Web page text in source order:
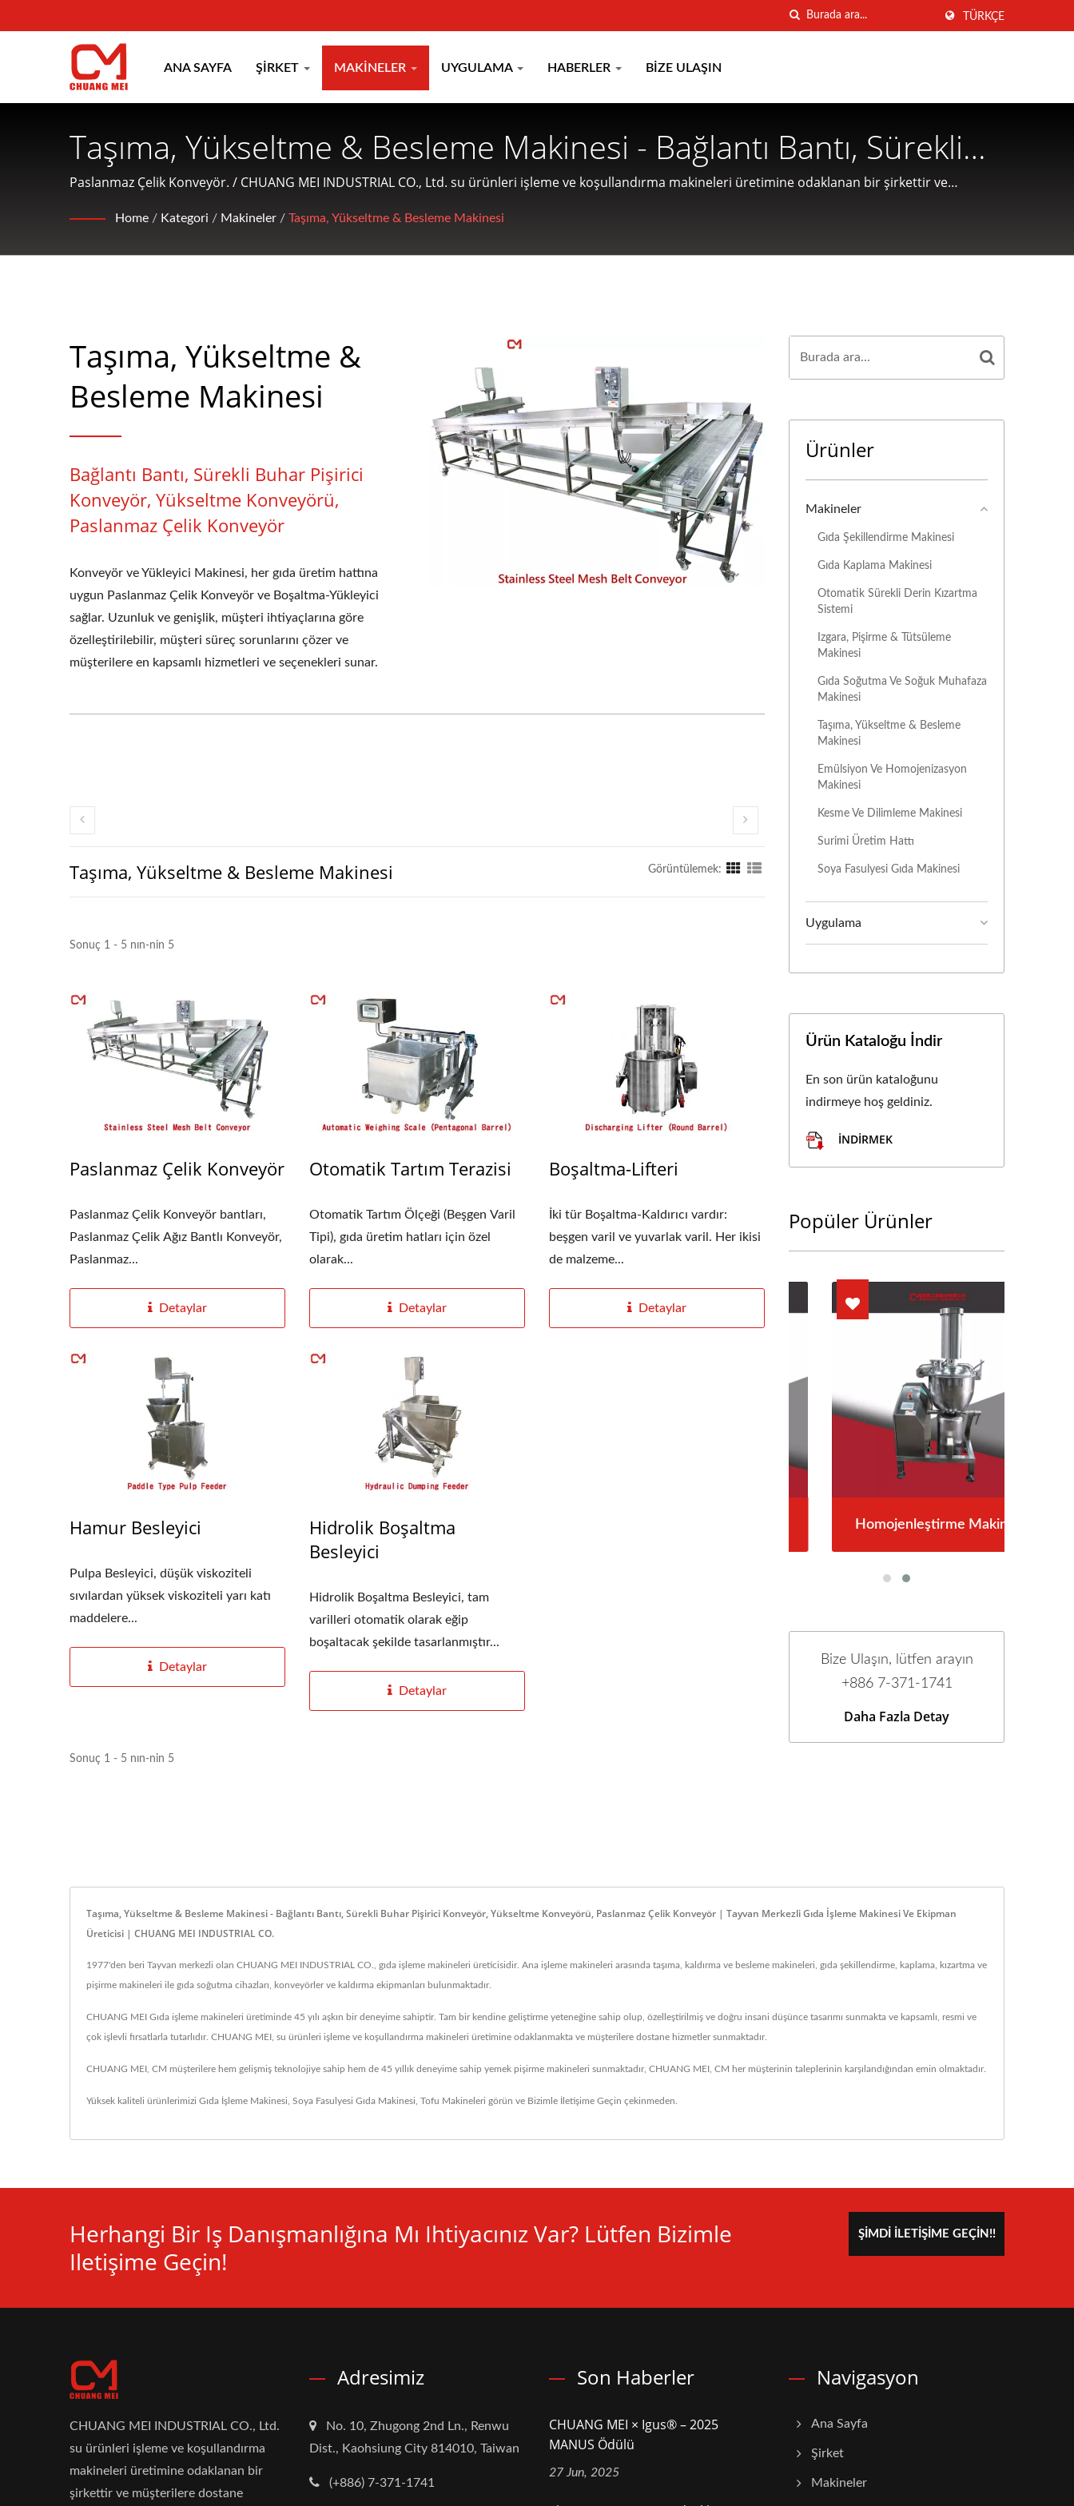
TÜRKÇE
ANA SAYFA ŞIRKET MAKINELER UYGULAMA HABERLER BIZE ULAŞIN
Taşıma, Yükseltme & Besleme Makinesi - Bağlantı Bantı, Sürekli
Buhar Pişirici Konveyör, Yükseltme Konveyörü, Paslanmaz Çelik
Konveyör | Tayvan Merkezli Gıda İşleme Makinesi Ve Ekipman
Üreticisi | CHUANG MEI INDUSTRIAL CO.
Paslanmaz Çelik Konveyör. / CHUANG MEI INDUSTRIAL CO., Ltd. su ürünleri işleme ve koşullandırma makineleri üretimine odaklanan bir şirkettir ve
Home / Kategori / Makineler / Taşıma, Yükseltme & Besleme Makinesi
Taşıma, Yükseltme &
Besleme Makinesi
Bağlantı Bantı, Sürekli Buhar Pişirici
Konveyör, Yükseltme Konveyörü,
Paslanmaz Çelik Konveyör
Konveyör ve Yükleyici Makinesi, her gıda üretim hattına
uygun Paslanmaz Çelik Konveyör ve Boşaltma-Yükleyici
sağlar. Uzunluk ve genişlik, müşteri ihtiyaçlarına göre
özelleştirilebilir, müşteri süreç sorunlarını çözer ve
müşterilere en kapsamlı hizmetleri ve seçenekleri sunar.
Taşıma, Yükseltme & Besleme Makinesi Görüntülemek:
Sonuç 1 - 5 nın-nin 5
Paslanmaz Çelik Konveyör
Paslanmaz Çelik Konveyör bantları,
Paslanmaz Çelik Ağız Bantlı Konveyör,
Paslanmaz...
Detaylar
Otomatik Tartım Terazisi
Otomatik Tartım Ölçeği (Beşgen Varil
Tipi), gıda üretim hatları için özel
olarak...
Detaylar
Boşaltma-Lifteri
İki tür Boşaltma-Kaldırıcı vardır:
beşgen varil ve yuvarlak varil. Her ikisi
de malzeme...
Detaylar
Hamur Besleyici
Pulpa Besleyici, düşük viskoziteli
sıvılardan yüksek viskoziteli yarı katı
maddelere...
Detaylar
Hidrolik Boşaltma
Besleyici
Hidrolik Boşaltma Besleyici, tam
varilleri otomatik olarak eğip
boşaltacak şekilde tasarlanmıştır...
Detaylar
Sonuç 1 - 5 nın-nin 5
Ürünler
Makineler
Gıda Şekillendirme Makinesi
Gıda Kaplama Makinesi
Otomatik Sürekli Derin Kızartma
Sistemi
Izgara, Pişirme & Tütsüleme
Makinesi
Gıda Soğutma Ve Soğuk Muhafaza
Makinesi
Taşıma, Yükseltme & Besleme
Makinesi
Emülsiyon Ve Homojenizasyon
Makinesi
Kesme Ve Dilimleme Makinesi
Surimi Üretim Hattı
Soya Fasulyesi Gıda Makinesi
Uygulama
Ürün Kataloğu İndir
En son ürün kataloğunu
indirmeye hoş geldiniz.
İNDIRMEK
Popüler Ürünler
Rulolu Ekstrüzyon Filtresi Homojenleştirme Makinesi Homojenleştirme Makinesi
Bize Ulaşın, lütfen arayın
+886 7-371-1741
Daha Fazla Detay
Taşıma, Yükseltme & Besleme Makinesi - Bağlantı Bantı, Sürekli Buhar Pişirici Konveyör, Yükseltme Konveyörü, Paslanmaz Çelik Konveyör | Tayvan Merkezli Gıda İşleme Makinesi Ve Ekipman
Üreticisi | CHUANG MEI INDUSTRIAL CO.
1977'den beri Tayvan merkezli olan CHUANG MEI INDUSTRIAL CO., gıda işleme makineleri üreticisidir. Ana işleme makineleri arasında taşıma, kaldırma ve besleme makineleri, gıda şekillendirme, kaplama, kızartma ve
pişirme makineleri ile gıda soğutma cihazları, konveyörler ve kaldırma ekipmanları bulunmaktadır.
CHUANG MEI Gıda işleme makineleri üretiminde 45 yılı aşkın bir deneyime sahiptir. Tam bir kendine geliştirme yeteneğine sahip olup, özelleştirilmiş ve doğru insani düşünce tasarımı sunmakta ve kapsamlı, resmi ve
çok işlevli fırsatlarla tutarlıdır. CHUANG MEI, su ürünleri işleme ve koşullandırma makineleri üretimine odaklanmakta ve müşterilere dostane hizmetler sunmaktadır.
CHUANG MEI, CM müşterilere hem gelişmiş teknolojiye sahip hem de 45 yıllık deneyime sahip yemek pişirme makineleri sunmaktadır, CHUANG MEI, CM her müşterinin taleplerinin karşılandığından emin olmaktadır.
Yüksek kaliteli ürünlerimizi Gıda İşleme Makinesi Soya Fasulyesi Gıda Makinesi Tofu Makineleri görün ve Bizimle İletişime Geçin çekinmeden.
Herhangi Bir Iş Danışmanlığına Mı Ihtiyacınız Var? Lütfen Bizimle
Iletişime Geçin!
ŞIMDI İLETIŞIME GEÇIN!!
CHUANG MEI INDUSTRIAL CO., Ltd.
su ürünleri işleme ve koşullandırma
makineleri üretimine odaklanan bir
şirkettir ve müşterilere dostane
Adresimiz
No. 10, Zhugong 2nd Ln., Renwu
Dist., Kaohsiung City 814010, Taiwan
(+886) 7-371-1741
Son Haberler
CHUANG MEI × Igus® – 2025
MANUS Ödülü
27 Jun, 2025
Navigasyon
Ana Sayfa
Şirket
Makineler